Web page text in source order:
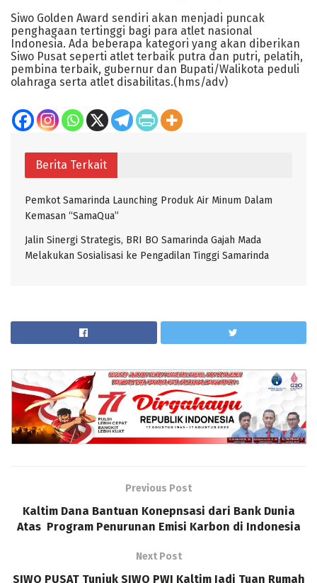
Siwo Golden Award sendiri akan menjadi puncak
penghagaan tertinggi bagi para atlet nasional
Indonesia. Ada beberapa kategori yang akan diberikan
Siwo Pusat seperti atlet terbaik putra dan putri, pelatih,
pembina terbaik, gubernur dan Bupati/Walikota peduli
olahraga serta atlet disabilitas.(hms/adv)
Berita Terkait
Pemkot Samarinda Launching Produk Air Minum Dalam
Kemasan “SamaQua”
Jalin Sinergi Strategis, BRI BO Samarinda Gajah Mada
Melakukan Sosialisasi ke Pengadilan Tinggi Samarinda
Previous Post
Kaltim Dana Bantuan Konepnsasi dari Bank Dunia
Atas Program Penurunan Emisi Karbon di Indonesia
Next Post
SIWO PUSAT Tunjuk SIWO PWI Kaltim Jadi Tuan Rumah